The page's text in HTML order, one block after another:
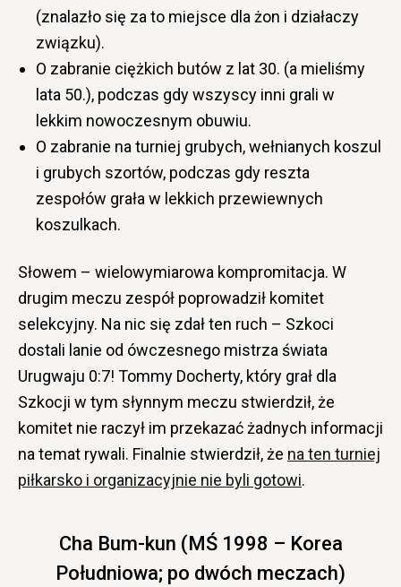
(znalazło się za to miejsce dla żon i działaczy
związku).
O zabranie ciężkich butów z lat 30. (a mieliśmy
lata 50.), podczas gdy wszyscy inni grali w
lekkim nowoczesnym obuwiu.
O zabranie na turniej grubych, wełnianych koszul
i grubych szortów, podczas gdy reszta
zespołów grała w lekkich przewiewnych
koszulkach.
Słowem – wielowymiarowa kompromitacja. W
drugim meczu zespół poprowadził komitet
selekcyjny. Na nic się zdał ten ruch – Szkoci
dostali lanie od ówczesnego mistrza świata
Urugwaju 0:7! Tommy Docherty, który grał dla
Szkocji w tym słynnym meczu stwierdził, że
komitet nie raczył im przekazać żadnych informacji
na temat rywali. Finalnie stwierdził, że na ten turniej
piłkarsko i organizacyjnie nie byli gotowi.
Cha Bum-kun (MŚ 1998 – Korea
Południowa; po dwóch meczach)